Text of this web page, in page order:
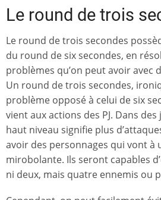
Le round de trois
Le round de trois secondes
du round de six secondes, en
problèmes qu’on peut avoir avec
Un round de trois secondes,
problème opposé à celui de six
vient aux actions des PJ. Dans
haut niveau signifie plus
avoir des personnages qui vont à
mirobolante. Ils seront capables
ni deux, mais quatre ennemis ou